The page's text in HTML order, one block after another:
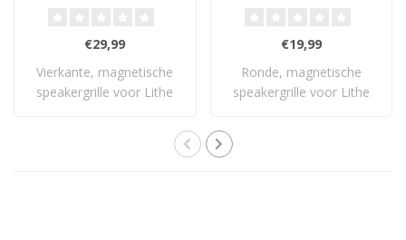
€29,99
Vierkante, magnetische
speakergrille voor Lithe
€19,99
Ronde, magnetische
speakergrille voor Lithe